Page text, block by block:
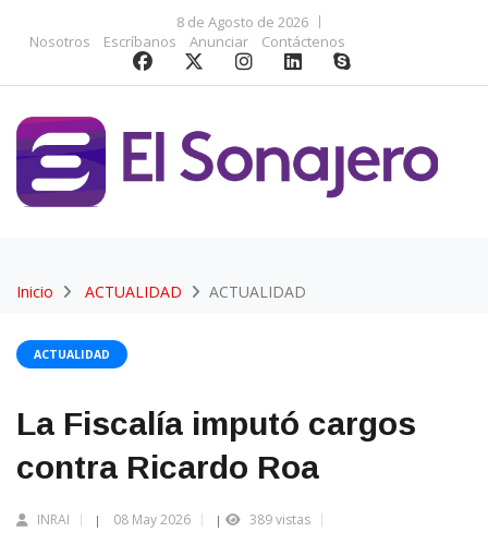
8 de Agosto de 2026
Nosotros
Escríbanos Anunciar Contáctenos
Inicio ACTUALIDAD ACTUALIDAD
ACTUALIDAD
La Fiscalía imputó cargos
contra Ricardo Roa
INRAI | 08 May 2026 | 389 vistas